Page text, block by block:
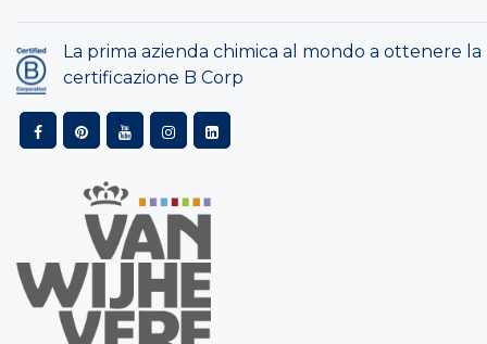
La prima azienda chimica al mondo a ottenere la
certificazione B Corp